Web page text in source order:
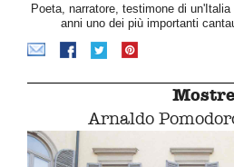
Poeta, narratore, testimone di
anni uno dei più importanti
Mostre
Arnaldo